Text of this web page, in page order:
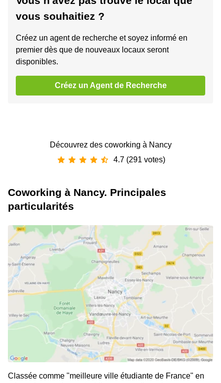
vous souhaitiez ?
Créez un agent de recherche et soyez informé en
premier dès que de nouveaux locaux seront
disponibles.
Créez un Agent de Recherche
Découvrez des coworking à Nancy
4.7 (291 votes)
Coworking à Nancy. Principales
particularités
Classée comme "meilleure ville étudiante de France" en